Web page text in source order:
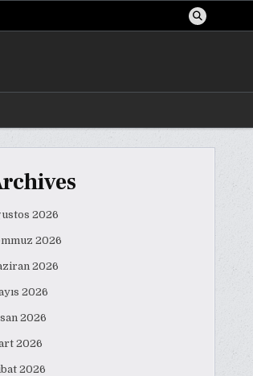
2026
2026
2026
2026
2026
2026
2026